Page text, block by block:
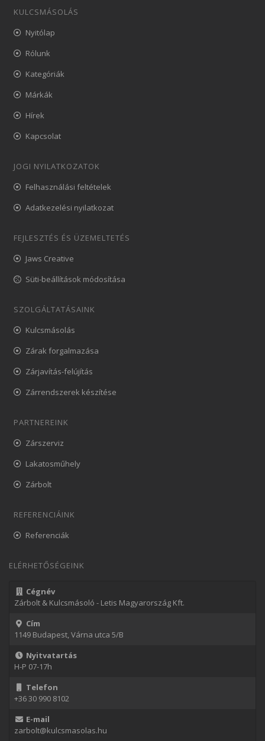
KULCSMÁSOLÁS
Nyitólap
Rólunk
Kategóriák
Márkák
Hírek
Kapcsolat
JOGI NYILATKOZATOK
Felhasználási feltételek
Adatkezelési nyilatkozat
FEJLESZTÉS ÉS ÜZEMELTETÉS
Jaws Creative
Süti-beállítások módosítása
SZOLGÁLTATÁSAINK
Kulcsmásolás
Zárak forgalmazása
Zárjavítás-felújítás
Zárrendszerek készítése
PARTNEREINK
Zárszerviz
Lakatosműhely
Zárbolt
REFERENCIÁINK
Referenciák
ELÉRHETŐSÉGEINK
Cégnév
Zárbolt & Kulcsmásoló - Letis Magyarország Kft.
Cím
1149 Budapest, Várna utca 5/B
Nyitvatartás
H-P 07-17h
Telefon
+36 30 990 8102
E-mail
zarbolt@kulcsmasolas.hu